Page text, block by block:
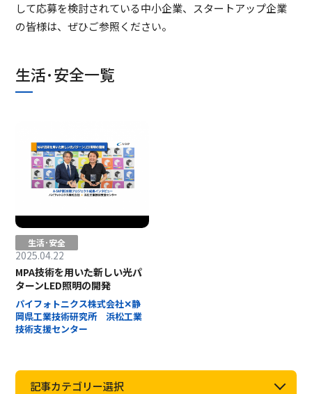
して応募を検討されている中小企業、スタートアップ企業
の皆様は、ぜひご参照ください。
生活･安全一覧
生活･安全
2025.04.22
MPA技術を用いた新しい光パ
ターンLED照明の開発
パイフォトニクス株式会社✕静
岡県工業技術研究所 浜松工業
技術支援センター
記事カテゴリー選択